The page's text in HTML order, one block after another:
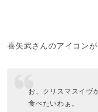
喜矢武さんのアイコン
お、クリスマスイヴ
食べたいわぁ。